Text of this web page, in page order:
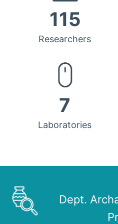
115
Researchers
7
Laboratories
Dept.